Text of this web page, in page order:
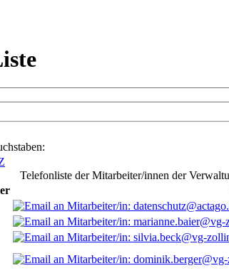
Telefonliste der Mitarbeiter/innen der